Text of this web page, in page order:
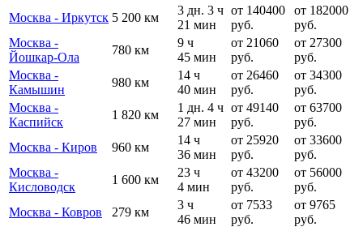
Москва - Иркутск 5 200 км
3 дн. 3 ч
21 мин
от 140400
руб.
от 182000
руб.
Москва -
Йошкар-Ола
780 км
9 ч
45 мин
от 21060
руб.
от 27300
руб.
Москва -
Камышин
980 км
14 ч
40 мин
от 26460
руб.
от 34300
руб.
Москва -
Каспийск
1 820 км
1 дн. 4 ч
27 мин
от 49140
руб.
от 63700
руб.
Москва - Киров
960 км
14 ч
36 мин
от 25920
руб.
от 33600
руб.
Москва -
Кисловодск
1 600 км
23 ч
4 мин
от 43200
руб.
от 56000
руб.
Москва - Ковров
279 км
3 ч
46 мин
от 7533
руб.
от 9765
руб.